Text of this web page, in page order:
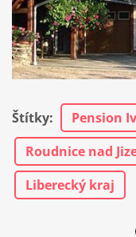
Štítky: Pension
Roudnice nad
Liberecký kraj